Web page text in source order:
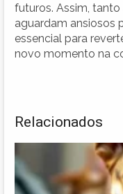
futuros. Assim,
aguardam ansiosos
essencial para
novo momento na
Relacionados